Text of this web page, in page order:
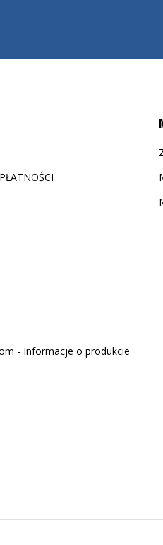
- Informacje o produkcie